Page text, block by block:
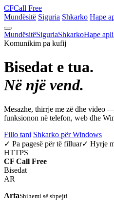
CFCall Free
Mundësitë Siguria Shkarko Hape
MundësitëSiguriaShkarkoHape
Komunikim pa kufij
Bisedat e tua.
Në një vend.
Mesazhe, thirrje me zë dhe video
funksionon në telefon, web dhe
Fillo tani Shkarko për Windows
✓ Pa pagesë për të filluar✓ Hyrje
HTTPS
CF Call Free
Bisedat
AR
ArtaShihemi së shpejti